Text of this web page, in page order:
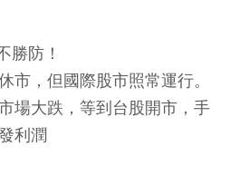
勝防！
市，但國際股市照常運行。
場大跌，等到台股開市，手
利潤